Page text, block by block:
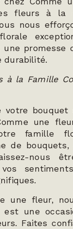
fleurs à la
nous
une promesse
durabilité.
à la Famille
votre bouquet
une
famille
de
nous
une fleur,
est une
Faites